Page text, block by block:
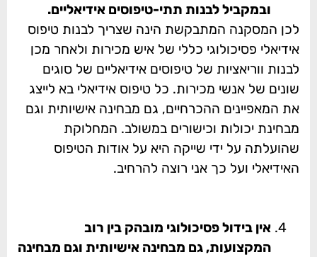
ובמקביל לבנות תתי-טיפוסים אידיאליים.
לכן המסקנה המתבקשת הינה שצריך לבנות טיפוס
אידיאלי פסיכולוגי כללי של איש מכירות ולאחר מכן
לבנות ווריאציות של טיפוסים אידיאליים של סוגים
שונים של אנשי מכירות. כל טיפוס אידיאלי בא לייצג
את המאפיינים ההכרחיים, גם מבחינה אישיותית וגם
מבחינת יכולות וכישורים במשולב. המחלוקת
שהועלתה על ידי שייקה היא על אודות הטיפוס
האידיאלי ועל כך אני רוצה להרחיב.
אין בידול פסיכולוגי מובהק בין רוב
המקצועות, גם מבחינה אישיותית וגם מבחינה